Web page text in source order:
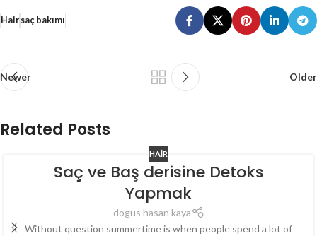
Hairsaç bakımı
Newer Older
Related Posts
HAIR
Saç ve Baş derisine Detoks
Yapmak
dogus hasan kaya
Without question summertime is when people spend a lot of